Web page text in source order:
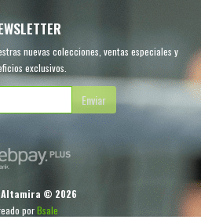
nuevas colecciones, ventas especiales y
exclusivos.
Enviar
Altamira © 2026
porBsale